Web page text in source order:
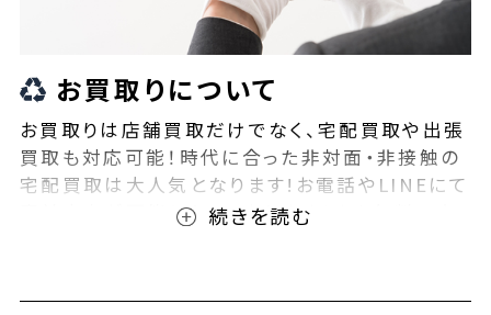
お買取りについて
お買取りは店舗買取だけでなく、宅配買取や出張
買取も対応可能！時代に合った非対面・非接触の
宅配買取は大人気となります!お電話やLINEにて
事前査定が可能となっております！また無料の宅